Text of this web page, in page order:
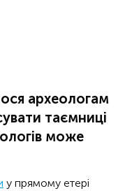
археологам
таємниці
може
у прямому етері